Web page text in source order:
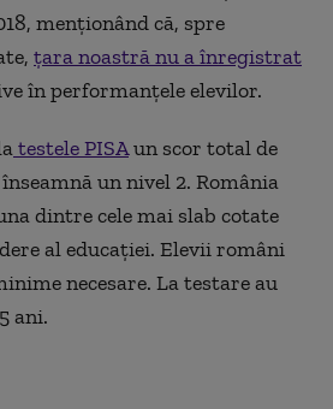
menţionând că, spre
ţara noastră nu a înregistrat
în performanţele elevilor.
testele PISAun scor total de
un nivel 2. România
dintre cele mai slab cotate
al educației. Elevii români
necesare. La testare au
ani.